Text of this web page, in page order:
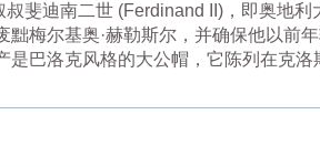
斐迪南二世 (Ferdinand II)，即奥地
梅尔基奥·赫勒斯尔，并确保他以前
是巴洛克风格的大公帽，它陈列在克